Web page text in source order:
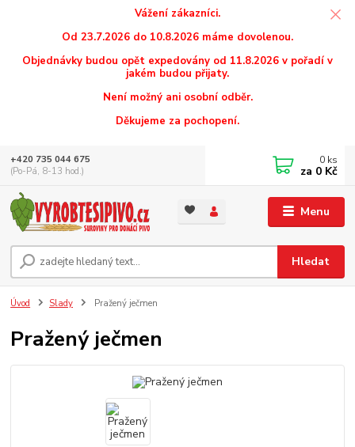
Vážení zákazníci.
Od 23.7.2026 do 10.8.2026 máme dovolenou.
Objednávky budou opět expedovány od 11.8.2026 v pořadí v
jakém budou přijaty.
Není možný ani osobní odběr.
Děkujeme za pochopení.
Menu
Hledat
+420 735 044 675
(Po-Pá, 8-13 hod.)
0 ks
za 0 Kč
Úvod Slady Pražený ječmen
Pražený ječmen